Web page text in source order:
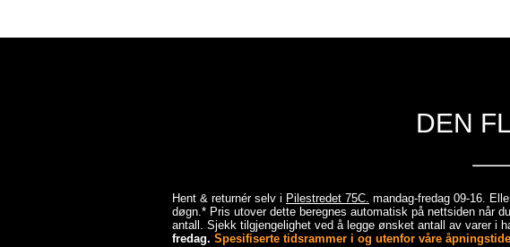
DEN
Hent & returnér selv i Pilestredet 75C. mandag-fredag 09-16.
døgn.* Pris utover dette beregnes automatisk på nettsiden når
antall. Sjekk tilgjengelighet ved å legge ønsket antall av varer i
fredag. Spesifiserte tidsrammer i og utenfor våre